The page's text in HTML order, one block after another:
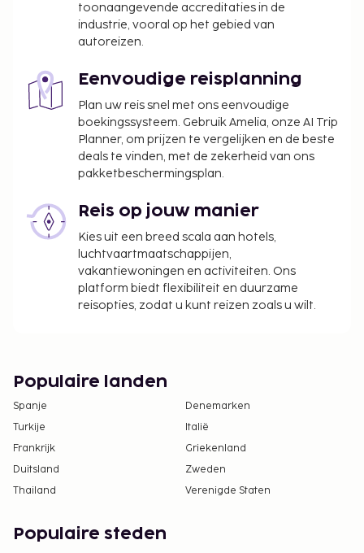
toonaangevende accreditaties in de
industrie, vooral op het gebied van
autoreizen.
Eenvoudige reisplanning
Plan uw reis snel met ons eenvoudige
boekingssysteem. Gebruik Amelia, onze AI Trip
Planner, om prijzen te vergelijken en de beste
deals te vinden, met de zekerheid van ons
pakketbeschermingsplan.
Reis op jouw manier
Kies uit een breed scala aan hotels,
luchtvaartmaatschappijen,
vakantiewoningen en activiteiten. Ons
platform biedt flexibiliteit en duurzame
reisopties, zodat u kunt reizen zoals u wilt.
Populaire landen
Spanje
Denemarken
Turkije
Italië
Frankrijk
Griekenland
Duitsland
Zweden
Thailand
Verenigde Staten
Populaire steden